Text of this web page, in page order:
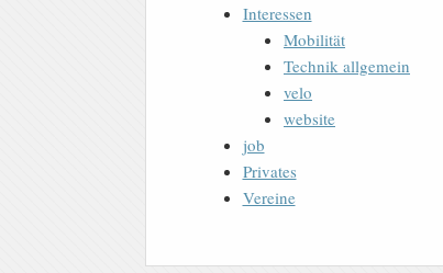
Interessen
Mobilität
Technik allgemein
velo
website
job
Privates
Vereine